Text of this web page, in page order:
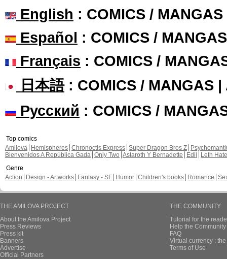
English : COMICS /
Español : COMICS /
Français : COMICS /
日本語: COMICS / MANGAS |
Русский : COMICS /
Top comics
Amilova
Hemispheres Chronoctis Express Super Dragon Bros Z
Bienvenidos A República Gada Only Two Astaroth Y Bernadette Edil
Leth Hate
Genre
Action
Design - Artworks Fantasy - SF Humor Children's books Romance
THE AMILOVA PROJECT
About the Amilova Project
Press Reviews
Press kit
Banners
Advertise
Official Partners
THE COMMUNITY
Tutorial for the
Help the
FAQ
Virtual currency :
Terms of Use